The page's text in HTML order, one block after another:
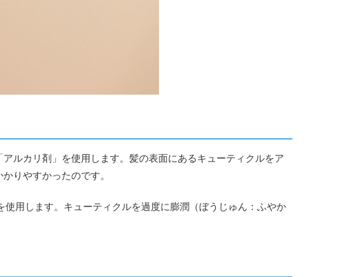
ルカリ剤」を使用します。髪の表面にあるキューティクルをア
りやすかったのです。
使用します。キューティクルを過度に膨潤（ぼうじゅん：ふやか